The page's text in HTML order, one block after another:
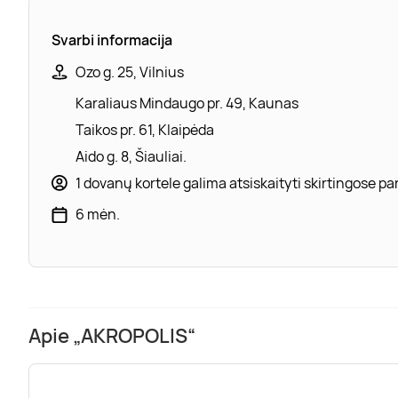
Svarbi informacija
Ozo g. 25, Vilnius
Karaliaus Mindaugo pr. 49, Kaunas
Taikos pr. 61, Klaipėda
Aido g. 8, Šiauliai.
1 dovanų kortele galima atsiskaityti skirtingose
6 mėn.
Apie „AKROPOLIS“